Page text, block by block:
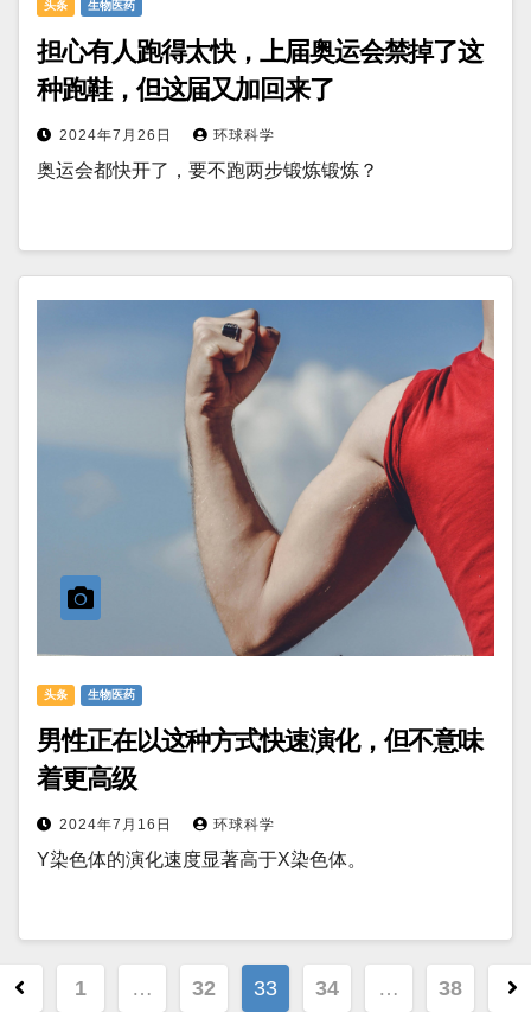
头条 生物医药
担心有人跑得太快，上届奥运会禁掉了这
种跑鞋，但这届又加回来了
2024年7月26日 环球科学
奥运会都快开了，要不跑两步锻炼锻炼？
头条 生物医药
男性正在以这种方式快速演化，但不意味
着更高级
2024年7月16日 环球科学
Y染色体的演化速度显著高于X染色体。
1 … 32 33 34 … 38